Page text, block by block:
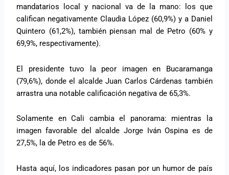
mandatarios local y nacional va de la mano: los que
califican negativamente Claudia López (60,9%) y a Daniel
Quintero (61,2%), también piensan mal de Petro (60% y
69,9%, respectivamente).
El presidente tuvo la peor imagen en Bucaramanga
(79,6%), donde el alcalde Juan Carlos Cárdenas también
arrastra una notable calificación negativa de 65,3%.
Solamente en Cali cambia el panorama: mientras la
imagen favorable del alcalde Jorge Iván Ospina es de
27,5%, la de Petro es de 56%.
Hasta aquí, los indicadores pasan por un humor de país